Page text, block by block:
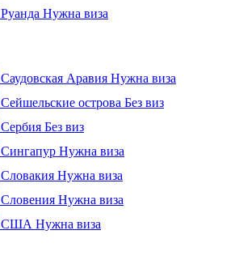
Руанда Нужна виза
Саудовская Аравия Нужна виза
Сейшельские острова Без виз
Сербия Без виз
Сингапур Нужна виза
Словакия Нужна виза
Словения Нужна виза
США Нужна виза